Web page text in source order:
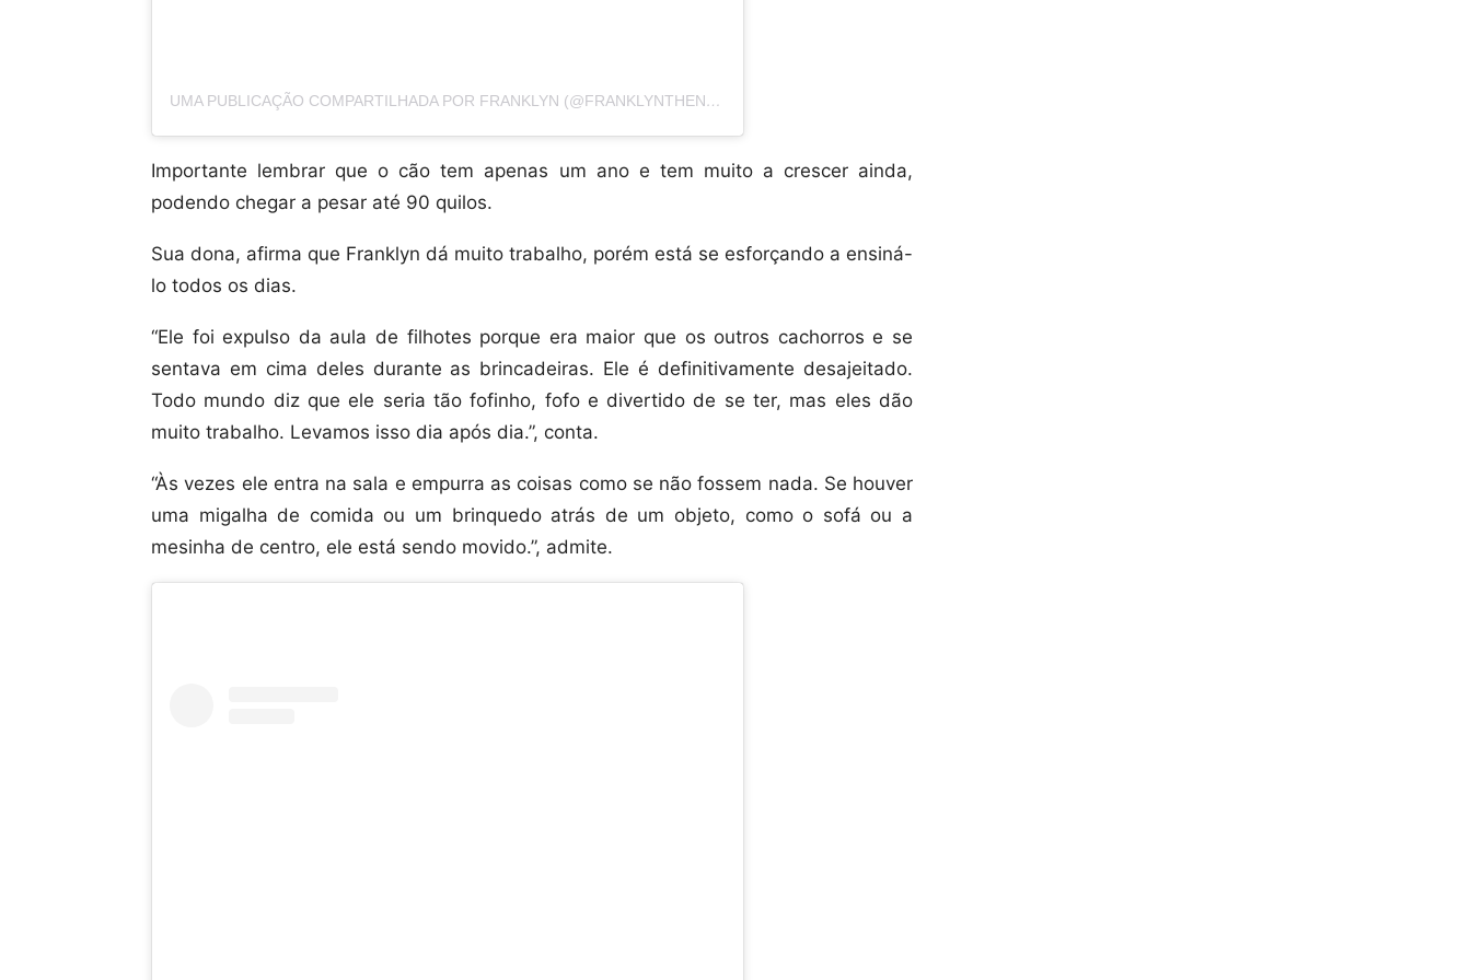
UMA PUBLICAÇÃO COMPARTILHADA POR FRANKLYN (@FRANKLYNTHENEWF)
Importante lembrar que o cão tem apenas um ano e tem muito a crescer ainda,
podendo chegar a pesar até 90 quilos.
Sua dona, afirma que Franklyn dá muito trabalho, porém está se esforçando a ensiná-
lo todos os dias.
“Ele foi expulso da aula de filhotes porque era maior que os outros cachorros e se
sentava em cima deles durante as brincadeiras. Ele é definitivamente desajeitado.
Todo mundo diz que ele seria tão fofinho, fofo e divertido de se ter, mas eles dão
muito trabalho. Levamos isso dia após dia.”, conta.
“Às vezes ele entra na sala e empurra as coisas como se não fossem nada. Se houver
uma migalha de comida ou um brinquedo atrás de um objeto, como o sofá ou a
mesinha de centro, ele está sendo movido.”, admite.